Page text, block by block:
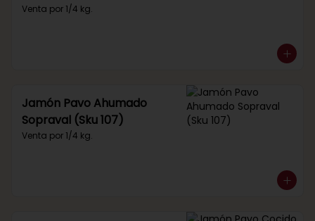
Venta por 1/4 kg.
Jamón Pavo Ahumado
Sopraval (Sku 107)
Venta por 1/4 kg.